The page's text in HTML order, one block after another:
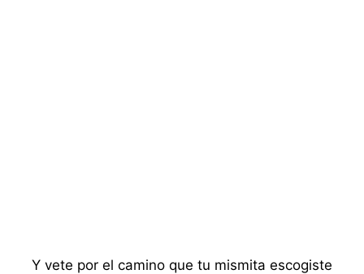
Y vete por el camino que tu mismita escogiste